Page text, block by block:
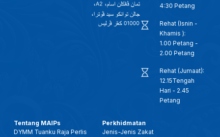
4:30 Petang
Rehat (Isnin -
Khamis ):
1.00 Petang -
2.00 Petang
Rehat (Jumaat):
12.15Tengah
Hari - 2.45
Petang
Tentang MAIPs
DYMM Tuanku Raja Perlis
Perkhidmatan
Jenis-Jenis Zakat